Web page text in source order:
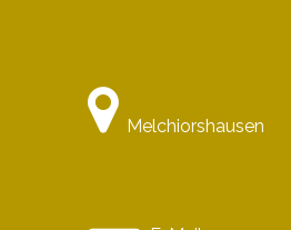
Melchiorshausen